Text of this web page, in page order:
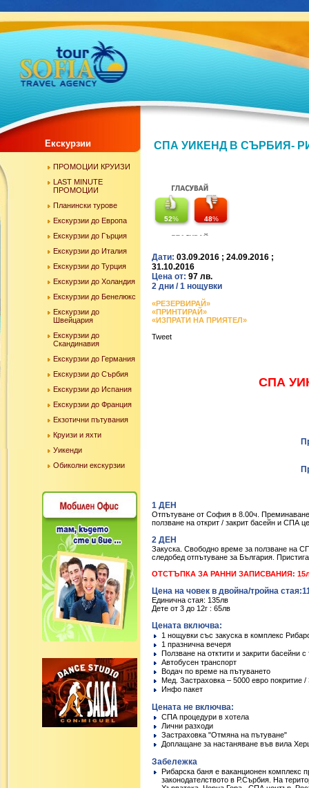
Екскурзии
ПРОМОЦИИ КРУИЗИ
LAST MINUTE
ПРОМОЦИИ
Планински турове
Екскурзии до Европа
Екскурзии до Гърция
Екскурзии до Италия
Екскурзии до Турция
Екскурзии до Холандия
Екскурзии до Бенелюкс
Екскурзии до
Швейцария
Екскурзии до
Скандинавия
Екскурзии до Германия
Екскурзии до Сърбия
Екскурзии до Испания
Екскурзии до Франция
Екзотични пътувания
Круизи и яхти
Уикенди
Обиколни екскурзии
СПА УИКЕНД В СЪРБИЯ-
52% 48%
Дати: 03.09.2016 ; 24.09.2016 ;
31.10.2016
Цена от: 97 лв.
2 дни / 1 нощувки
«РЕЗЕРВИРАЙ»
«ПРИНТИРАЙ»
«ИЗПРАТИ НА ПРИЯТЕЛ»
Tweet
СПА
1 ДЕН
Отпътуване от София в 8.00ч.
ползване на открит / закрит басейн и СПА
2 ДЕН
Закуска. Свободно време за ползване на
следобед отпътуване за България.
ОТСТЪПКА ЗА РАННИ ЗАПИСВАНИЯ: 15лв
Цена на човек в двойна/тройна
Единична стая: 135лв
Дете от 3 до 12г : 65лв
Цената включва:
1 нощувки със закуска в комплекс
1 празнична вечеря
Ползване на отктити и закрити басейни
Автобусен транспорт
Водач по време на пътуването
Мед. Застраховка – 5000 евро покритие
Инфо пакет
Цената не включва:
СПА процедури в хотела
Лични разходи
Застраховка "Отмяна на пътуване"
Доплащане за настаняване във вила
Забележка
Рибарска баня е ваканционен комплекс
законодателството в Р.Сърбия. На